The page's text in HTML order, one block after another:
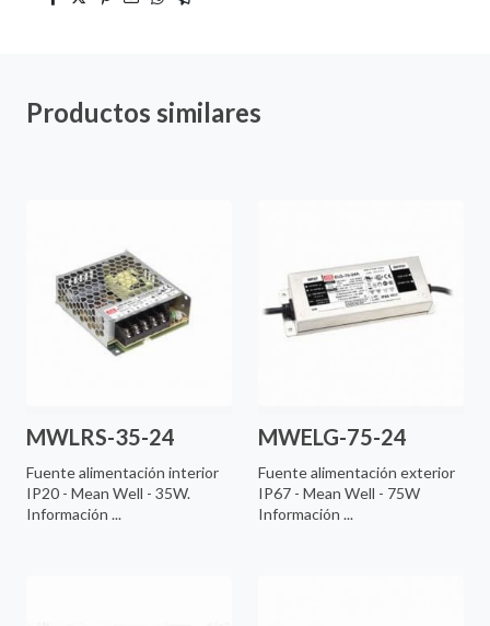
Productos similares
MWLRS-35-24
Fuente alimentación interior
IP20 - Mean Well - 35W.
Información ...
MWELG-75-24
Fuente alimentación exterior
IP67 - Mean Well - 75W
Información ...